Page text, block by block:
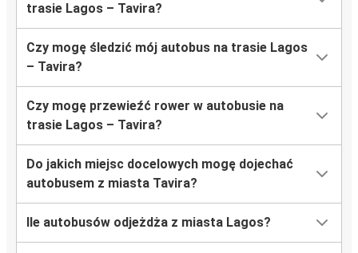
trasie Lagos – Tavira?
Czy mogę śledzić mój autobus na trasie Lagos
– Tavira?
Czy mogę przewieźć rower w autobusie na
trasie Lagos – Tavira?
Do jakich miejsc docelowych mogę dojechać
autobusem z miasta Tavira?
Ile autobusów odjeżdża z miasta Lagos?